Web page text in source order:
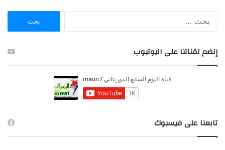
ن
:
إنضم لقناتنا على اليوتيوب
تابعنا على فيسبوك